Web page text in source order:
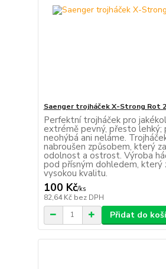
Saenger trojháček X-Strong Rot
Perfektní trojháček pro
extrémě pevný, přesto lehký;
neohýbá ani neláme.
nabroušen způsobem, který
odolnost a ostrost. Výroba
pod přísným dohledem, který
vysokou kvalitu.
100 Kč/ks
82,64 Kč bez DPH
Přidat do